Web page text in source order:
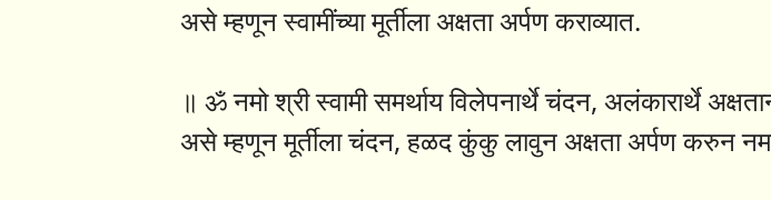
असे म्हणून स्वामींच्या मूर्तीला अक्षता अर्पण कराव्यात.
॥ ॐ नमो श्री स्वामी समर्थाय विलेपनार्थे चंदन, अलंकारार्थे
असे म्हणून मूर्तीला चंदन, हळद कुंकु लावुन अक्षता अर्पण करुन